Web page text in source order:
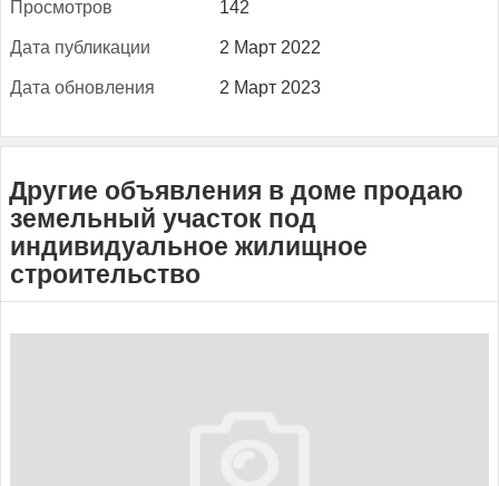
Прос­мотров 142
Да­та пуб­ли­кации 2 Март 2022
Да­та об­новле­ния 2 Март 2023
Другие объявления в доме продаю
земельный участок под
индивидуальное жилищное
строительство